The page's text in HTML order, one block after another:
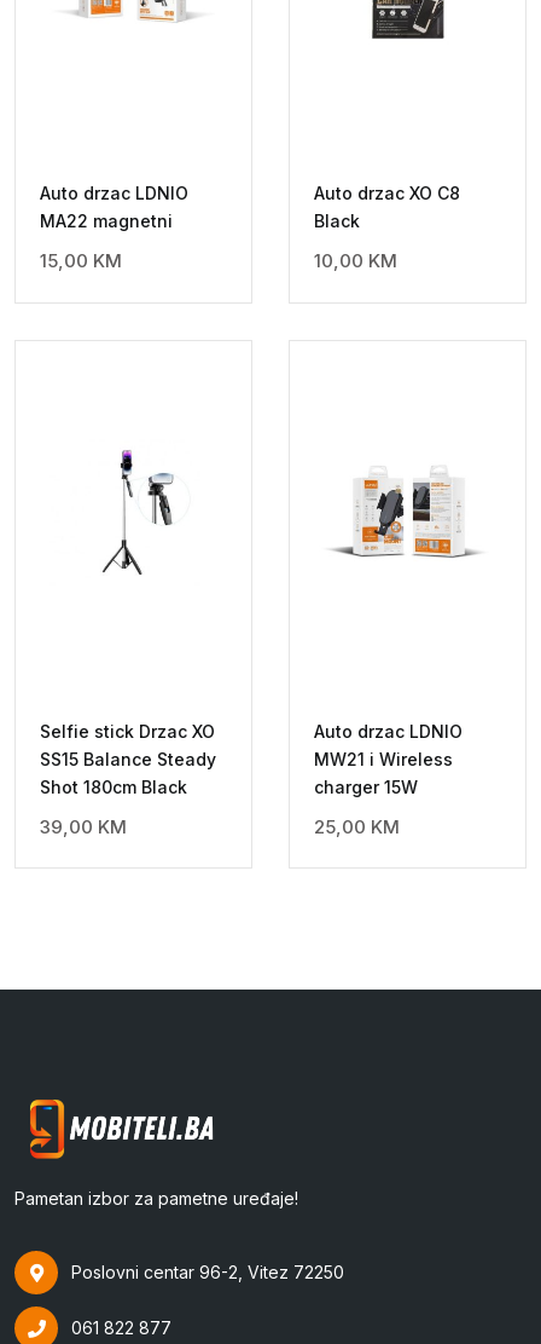
Auto drzac LDNIO
MA22 magnetni
15,00 KM
Auto drzac XO C8
Black
10,00 KM
Selfie stick Drzac XO
SS15 Balance Steady
Shot 180cm Black
39,00 KM
Auto drzac LDNIO
MW21 i Wireless
charger 15W
25,00 KM
Pametan izbor za pametne uređaje!
Poslovni centar 96-2, Vitez 72250
061 822 877